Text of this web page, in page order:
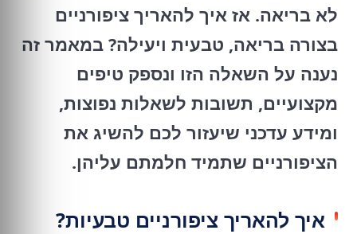
לא בריאה. אז איך להאריך ציפורניים
בצורה בריאה, טבעית ויעילה? במאמר זה
נענה על השאלה הזו ונספק טיפים
מקצועיים, תשובות לשאלות נפוצות,
ומידע עדכני שיעזור לכם להשיג את
הציפורניים שתמיד חלמתם עליהן.
איך להאריך ציפורניים טבעיות?